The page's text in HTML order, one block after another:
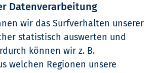
Datenverarbeitung
wir das Surfverhalten unserer
statistisch auswerten und
können wir z. B.
welchen Regionen unsere